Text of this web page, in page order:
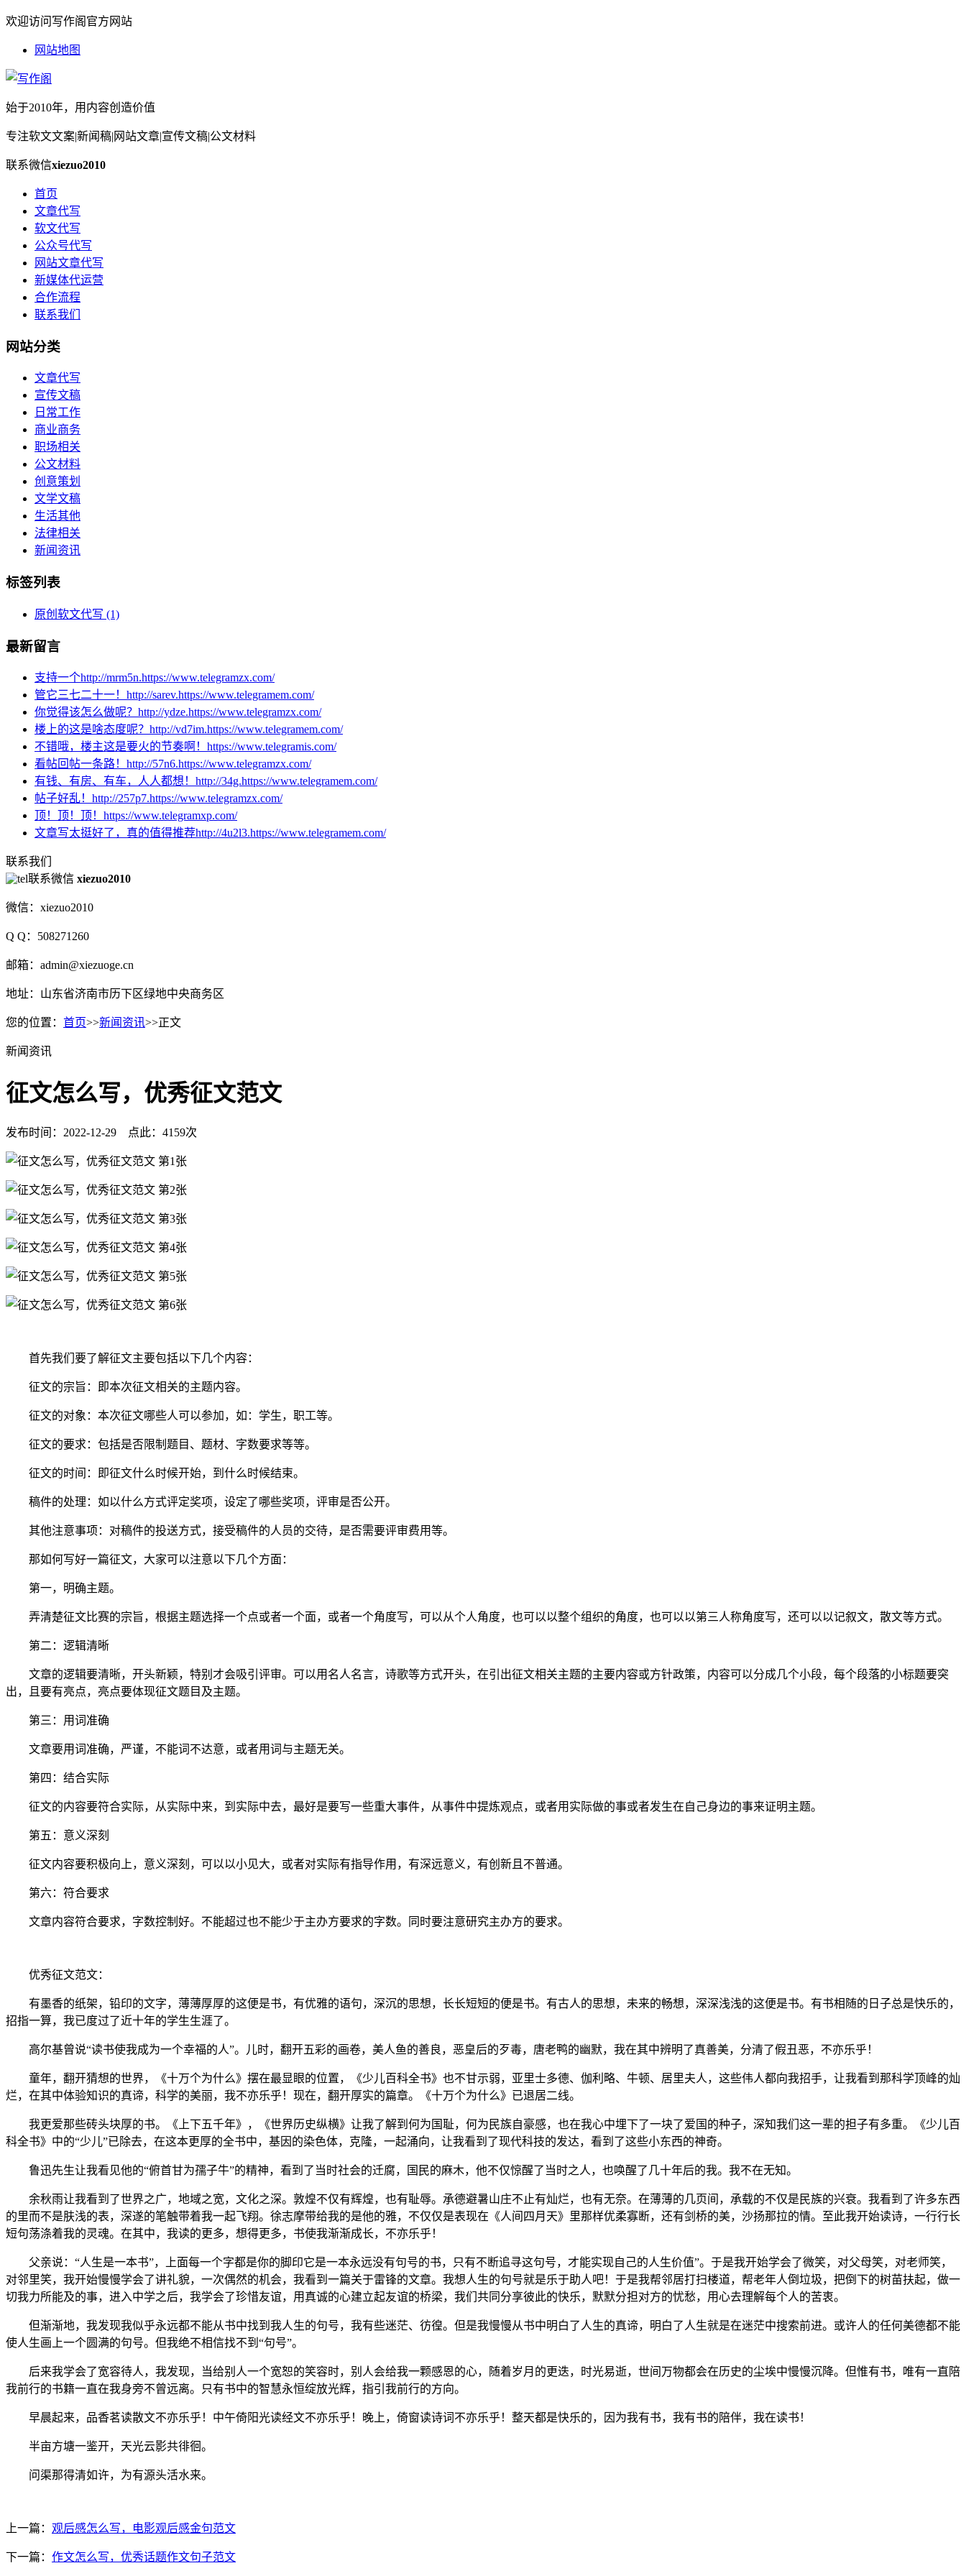
欢迎访问写作阁官方网站
网站地图
始于2010年，用内容创造价值
专注软文文案|新闻稿|网站文章|宣传文稿|公文材料
联系微信xiezuo2010
首页
文章代写
软文代写
公众号代写
网站文章代写
新媒体代运营
合作流程
联系我们
网站分类
文章代写
宣传文稿
日常工作
商业商务
职场相关
公文材料
创意策划
文学文稿
生活其他
法律相关
新闻资讯
标签列表
原创软文代写 (1)
最新留言
支持一个http://mrm5n.https://www.telegramzx.com/
管它三七二十一！http://sarev.https://www.telegramem.com/
你觉得该怎么做呢？http://ydze.https://www.telegramzx.com/
楼上的这是啥态度呢？http://vd7im.https://www.telegramem.com/
不错哦，楼主这是要火的节奏啊！https://www.telegramis.com/
看帖回帖一条路！http://57n6.https://www.telegramzx.com/
有钱、有房、有车，人人都想！http://34g.https://www.telegramem.com/
帖子好乱！http://257p7.https://www.telegramzx.com/
顶！顶！顶！https://www.telegramxp.com/
文章写太挺好了，真的值得推荐http://4u2l3.https://www.telegramem.com/
联系我们
联系微信 xiezuo2010
微信：xiezuo2010
Q Q：508271260
邮箱：admin@xiezuoge.cn
地址：山东省济南市历下区绿地中央商务区
您的位置： 首页>>新闻资讯>>正文
新闻资讯
征文怎么写，优秀征文范文
发布时间：2022-12-29 点此：4159次
首先我们要了解征文主要包括以下几个内容：
征文的宗旨：即本次征文相关的主题内容。
征文的对象：本次征文哪些人可以参加，如：学生，职工等。
征文的要求：包括是否限制题目、题材、字数要求等等。
征文的时间：即征文什么时候开始，到什么时候结束。
稿件的处理：如以什么方式评定奖项，设定了哪些奖项，评审是否公开。
其他注意事项：对稿件的投送方式，接受稿件的人员的交待，是否需要评审费用等。
那如何写好一篇征文，大家可以注意以下几个方面：
第一，明确主题。
弄清楚征文比赛的宗旨，根据主题选择一个点或者一个面，或者一个角度写，可以从个人角度，也可以以整个组织的角度，也可以以第三人称角度写，还可以以记叙文，散文等方式。
第二：逻辑清晰
文章的逻辑要清晰，开头新颖，特别才会吸引评审。可以用名人名言，诗歌等方式开头，在引出征文相关主题的主要内容或方针政策，内容可以分成几个小段，每个段落的小标题要突
出，且要有亮点，亮点要体现征文题目及主题。
第三：用词准确
文章要用词准确，严谨，不能词不达意，或者用词与主题无关。
第四：结合实际
征文的内容要符合实际，从实际中来，到实际中去，最好是要写一些重大事件，从事件中提炼观点，或者用实际做的事或者发生在自己身边的事来证明主题。
第五：意义深刻
征文内容要积极向上，意义深刻，可以以小见大，或者对实际有指导作用，有深远意义，有创新且不普通。
第六：符合要求
文章内容符合要求，字数控制好。不能超过也不能少于主办方要求的字数。同时要注意研究主办方的要求。
优秀征文范文：
有墨香的纸架，铅印的文字，薄薄厚厚的这便是书，有优雅的语句，深沉的思想，长长短短的便是书。有古人的思想，未来的畅想，深深浅浅的这便是书。有书相随的日子总是快乐的，
招指一算，我已度过了近十年的学生生涯了。
高尔基曾说“读书使我成为一个幸福的人”。儿时，翻开五彩的画卷，美人鱼的善良，恶皇后的歹毒，唐老鸭的幽默，我在其中辨明了真善美，分清了假丑恶，不亦乐乎！
童年，翻开猜想的世界，《十万个为什么》摆在最显眼的位置，《少儿百科全书》也不甘示弱，亚里士多德、伽利略、牛顿、居里夫人，这些伟人都向我招手，让我看到那科学顶峰的灿
烂，在其中体验知识的真谛，科学的美丽，我不亦乐乎！现在，翻开厚实的篇章。《十万个为什么》已退居二线。
我更爱那些砖头块厚的书。《上下五千年》，《世界历史纵横》让我了解到何为国耻，何为民族自豪感，也在我心中埋下了一块了爱国的种子，深知我们这一辈的担子有多重。《少儿百
科全书》中的“少儿”已除去，在这本更厚的全书中，基因的染色体，克隆，一起涌向，让我看到了现代科技的发达，看到了这些小东西的神奇。
鲁迅先生让我看见他的“俯首甘为孺子牛”的精神，看到了当时社会的迁腐，国民的麻木，他不仅惊醒了当时之人，也唤醒了几十年后的我。我不在无知。
余秋雨让我看到了世界之广，地域之宽，文化之深。敦煌不仅有辉煌，也有耻辱。承德避暑山庄不止有灿烂，也有无奈。在薄薄的几页间，承载的不仅是民族的兴衰。我看到了许多东西
的里而不是肤浅的表，深遂的笔触带着我一起飞翔。徐志摩带给我的是他的雅，不仅仅是表现在《人间四月天》里那样优柔寡断，还有剑桥的美，沙扬那拉的情。至此我开始读诗，一行行长
短句荡涤着我的灵魂。在其中，我读的更多，想得更多，书使我渐渐成长，不亦乐乎！
父亲说： “人生是一本书”，上面每一个字都是你的脚印它是一本永远没有句号的书，只有不断追寻这句号，才能实现自己的人生价值”。于是我开始学会了微笑，对父母笑，对老师笑，
对邻里笑，我开始慢慢学会了讲礼貌，一次偶然的机会，我看到一篇关于雷锋的文章。我想人生的句号就是乐于助人吧！于是我帮邻居打扫楼道，帮老年人倒垃圾，把倒下的树苗扶起，做一
切我力所能及的事，进入中学之后，我学会了珍惜友谊，用真诚的心建立起友谊的桥梁，我们共同分享彼此的快乐，默默分担对方的忧愁，用心去理解每个人的苦衷。
但渐渐地，我发现我似乎永远都不能从书中找到我人生的句号，我有些迷茫、彷徨。但是我慢慢从书中明白了人生的真谛，明白了人生就是在迷茫中搜索前进。或许人的任何美德都不能
使人生画上一个圆满的句号。但我绝不相信找不到 “句号”。
后来我学会了宽容待人，我发现，当给别人一个宽恕的笑容时，别人会给我一颗感恩的心，随着岁月的更迭，时光易逝，世间万物都会在历史的尘埃中慢慢沉降。但惟有书，唯有一直陪
我前行的书籍一直在我身旁不曾远离。只有书中的智慧永恒绽放光辉，指引我前行的方向。
早晨起来，品香茗读散文不亦乐乎！中午倚阳光读经文不亦乐乎！晚上，倚窗读诗词不亦乐乎！整天都是快乐的，因为我有书，我有书的陪伴，我在读书！
半亩方塘一鉴开，天光云影共徘徊。
问渠那得清如许，为有源头活水来。
上一篇： 观后感怎么写，电影观后感金句范文
下一篇： 作文怎么写，优秀话题作文句子范文